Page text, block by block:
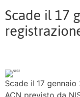
Scade il 17
Scade il 17
ACN previsto da